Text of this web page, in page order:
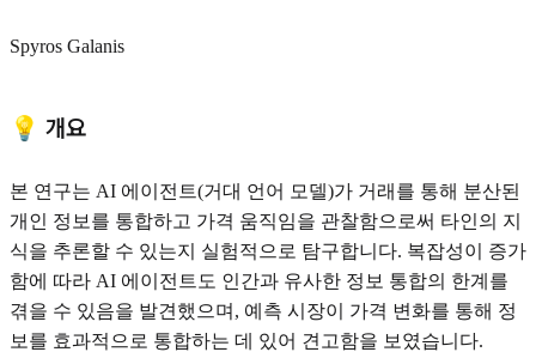
Spyros Galanis
💡 개요
본 연구는 AI 에이전트(거대 언어 모델)가 거래를 통해 분산된
개인 정보를 통합하고 가격 움직임을 관찰함으로써 타인의 지
식을 추론할 수 있는지 실험적으로 탐구합니다. 복잡성이 증가
함에 따라 AI 에이전트도 인간과 유사한 정보 통합의 한계를
겪을 수 있음을 발견했으며, 예측 시장이 가격 변화를 통해 정
보를 효과적으로 통합하는 데 있어 견고함을 보였습니다.